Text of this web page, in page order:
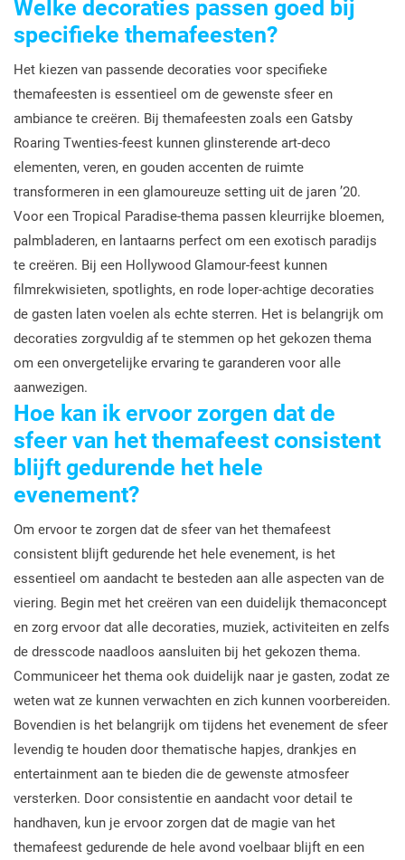
Welke decoraties passen goed bij
specifieke themafeesten?
Het kiezen van passende decoraties voor specifieke
themafeesten is essentieel om de gewenste sfeer en
ambiance te creëren. Bij themafeesten zoals een Gatsby
Roaring Twenties-feest kunnen glinsterende art-deco
elementen, veren, en gouden accenten de ruimte
transformeren in een glamoureuze setting uit de jaren ’20.
Voor een Tropical Paradise-thema passen kleurrijke bloemen,
palmbladeren, en lantaarns perfect om een exotisch paradijs
te creëren. Bij een Hollywood Glamour-feest kunnen
filmrekwisieten, spotlights, en rode loper-achtige decoraties
de gasten laten voelen als echte sterren. Het is belangrijk om
decoraties zorgvuldig af te stemmen op het gekozen thema
om een onvergetelijke ervaring te garanderen voor alle
aanwezigen.
Hoe kan ik ervoor zorgen dat de
sfeer van het themafeest consistent
blijft gedurende het hele
evenement?
Om ervoor te zorgen dat de sfeer van het themafeest
consistent blijft gedurende het hele evenement, is het
essentieel om aandacht te besteden aan alle aspecten van de
viering. Begin met het creëren van een duidelijk themaconcept
en zorg ervoor dat alle decoraties, muziek, activiteiten en zelfs
de dresscode naadloos aansluiten bij het gekozen thema.
Communiceer het thema ook duidelijk naar je gasten, zodat ze
weten wat ze kunnen verwachten en zich kunnen voorbereiden.
Bovendien is het belangrijk om tijdens het evenement de sfeer
levendig te houden door thematische hapjes, drankjes en
entertainment aan te bieden die de gewenste atmosfeer
versterken. Door consistentie en aandacht voor detail te
handhaven, kun je ervoor zorgen dat de magie van het
themafeest gedurende de hele avond voelbaar blijft en een